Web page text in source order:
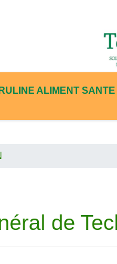
ALIMENT SANTE
de